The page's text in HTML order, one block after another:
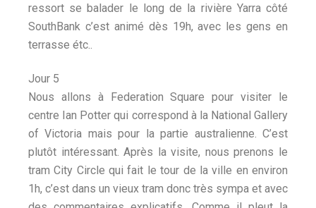
ressort se balader le long de la rivière Yarra côté
SouthBank c’est animé dès 19h, avec les gens en
terrasse étc..
Jour 5
Nous allons à Federation Square pour visiter le
centre Ian Potter qui correspond à la National Gallery
of Victoria mais pour la partie australienne. C’est
plutôt intéressant. Après la visite, nous prenons le
tram City Circle qui fait le tour de la ville en environ
1h, c’est dans un vieux tram donc très sympa et avec